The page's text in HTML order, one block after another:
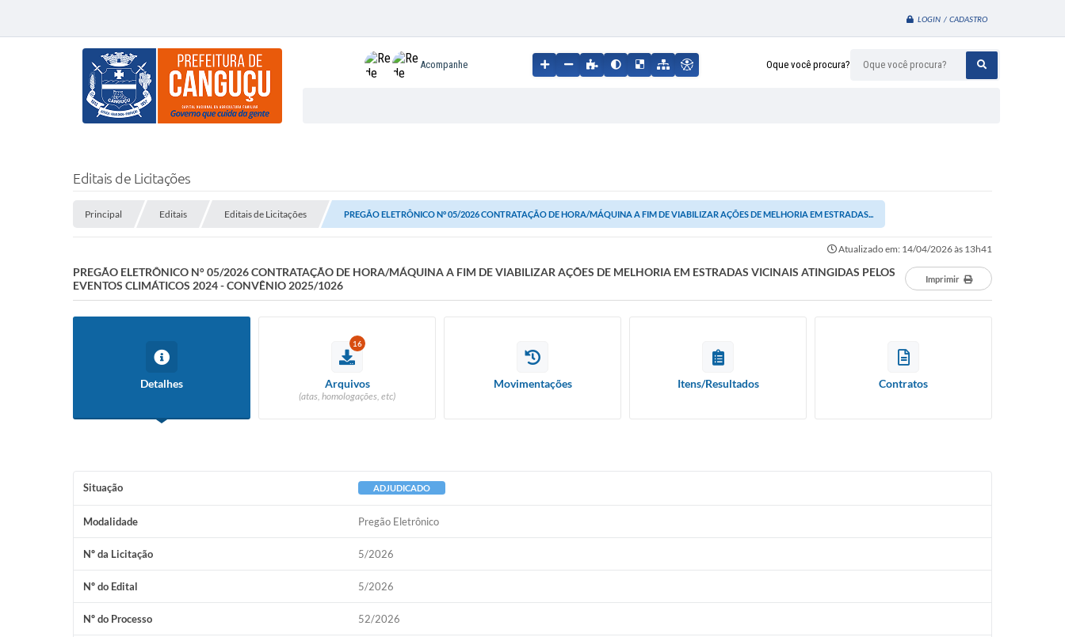
LOGIN / CADASTRO
Oque você procura?
Acompanhe
Editais de Licitações
Principal Editais Editais de Licitações PREGÃO ELETRÔNICO N° 05/2026 CONTRATAÇÃO DE HORA/MÁQUINA A FIM DE VIABILIZAR AÇÕES DE MELHORIA EM ESTRADAS...
Atualizado em: 14/04/2026 às 13h41
PREGÃO ELETRÔNICO N° 05/2026 CONTRATAÇÃO DE HORA/MÁQUINA A FIM DE VIABILIZAR AÇÕES DE MELHORIA EM ESTRADAS VICINAIS ATINGIDAS PELOS
EVENTOS CLIMÁTICOS 2024 - CONVÊNIO 2025/1026
Imprimir
Detalhes
16
Arquivos
(atas, homologações, etc)
Movimentações Itens/Resultados Contratos
Situação ADJUDICADO
Modalidade Pregão Eletrônico
Nº da Licitação 5/2026
Nº do Edital 5/2026
Nº do Processo 52/2026